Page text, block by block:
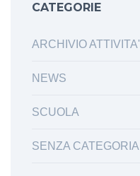
CATEGORIE
ARCHIVIO ATTIVITA'
NEWS
SCUOLA
SENZA CATEGORIA